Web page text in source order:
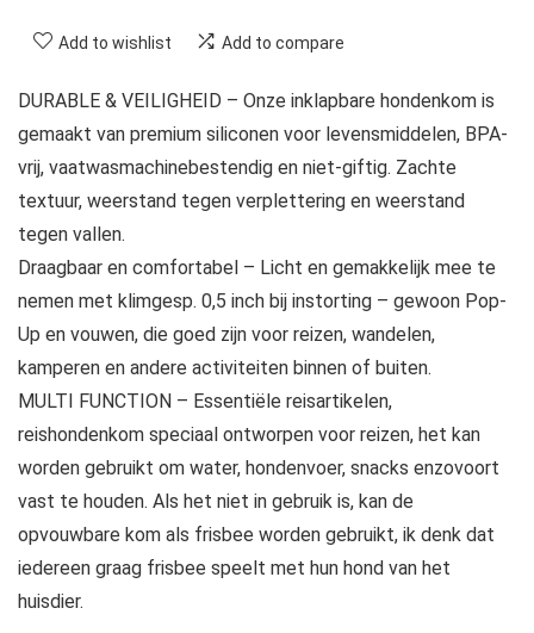
Add to wishlist Add to compare
DURABLE & VEILIGHEID – Onze inklapbare hondenkom is
gemaakt van premium siliconen voor levensmiddelen, BPA-
vrij, vaatwasmachinebestendig en niet-giftig. Zachte
textuur, weerstand tegen verplettering en weerstand
tegen vallen.
Draagbaar en comfortabel – Licht en gemakkelijk mee te
nemen met klimgesp. 0,5 inch bij instorting – gewoon Pop-
Up en vouwen, die goed zijn voor reizen, wandelen,
kamperen en andere activiteiten binnen of buiten.
MULTI FUNCTION – Essentiële reisartikelen,
reishondenkom speciaal ontworpen voor reizen, het kan
worden gebruikt om water, hondenvoer, snacks enzovoort
vast te houden. Als het niet in gebruik is, kan de
opvouwbare kom als frisbee worden gebruikt, ik denk dat
iedereen graag frisbee speelt met hun hond van het
huisdier.